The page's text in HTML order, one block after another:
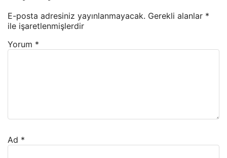
E-posta adresiniz yayınlanmayacak. Gerekli alanlar *
ile işaretlenmişlerdir
Yorum *
Ad *